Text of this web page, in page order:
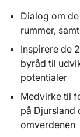
Dialog om
rummer,
Inspirere de
byråd til
potentialer
Medvirke til
på
omverdenen